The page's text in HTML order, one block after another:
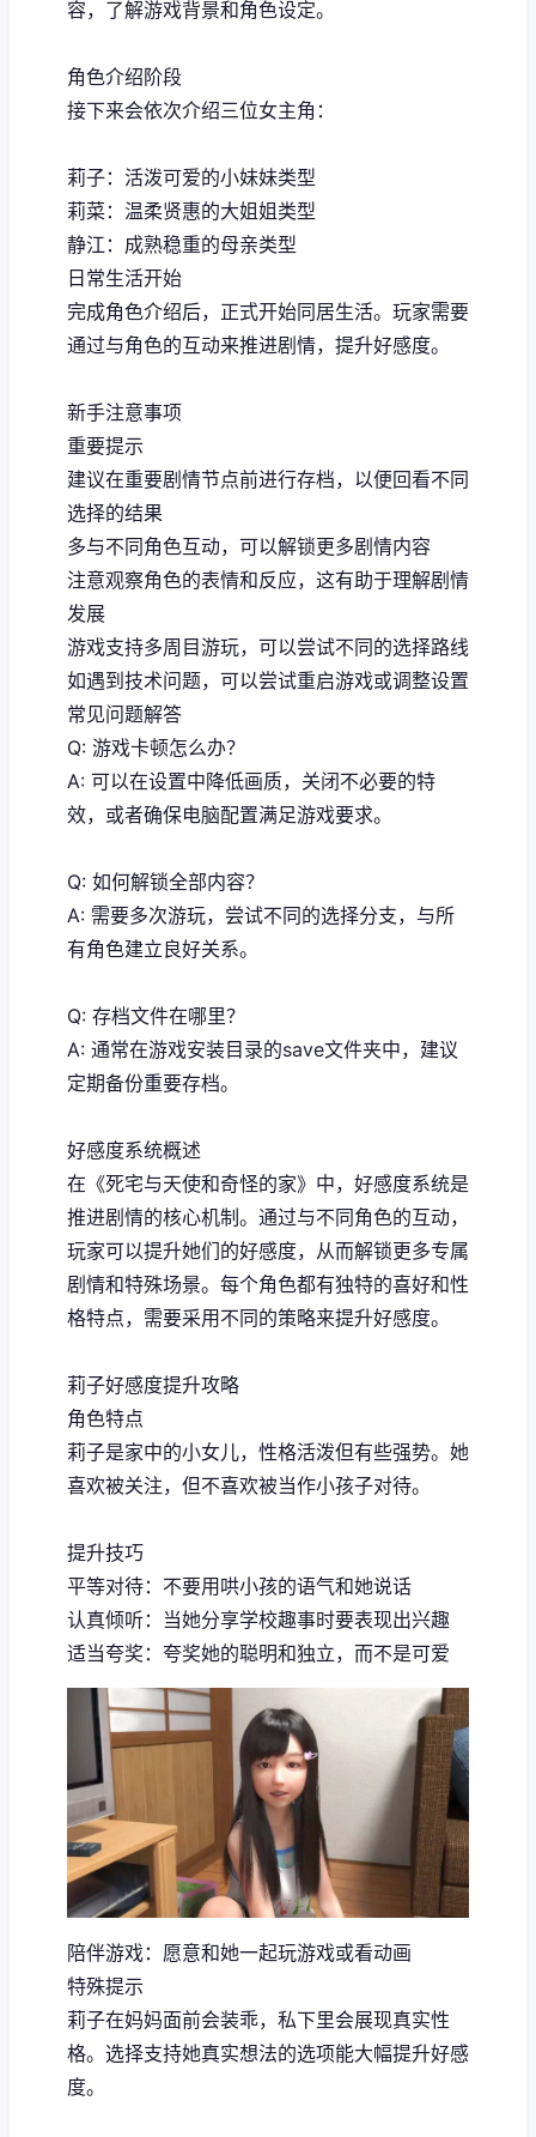
容，了解游戏背景和角色设定。
角色介绍阶段
接下来会依次介绍三位女主角：
莉子：活泼可爱的小妹妹类型
莉菜：温柔贤惠的大姐姐类型
静江：成熟稳重的母亲类型
日常生活开始
完成角色介绍后，正式开始同居生活。玩家需要
通过与角色的互动来推进剧情，提升好感度。
新手注意事项
重要提示
建议在重要剧情节点前进行存档，以便回看不同
选择的结果
多与不同角色互动，可以解锁更多剧情内容
注意观察角色的表情和反应，这有助于理解剧情
发展
游戏支持多周目游玩，可以尝试不同的选择路线
如遇到技术问题，可以尝试重启游戏或调整设置
常见问题解答
Q: 游戏卡顿怎么办？
A: 可以在设置中降低画质，关闭不必要的特
效，或者确保电脑配置满足游戏要求。
Q: 如何解锁全部内容？
A: 需要多次游玩，尝试不同的选择分支，与所
有角色建立良好关系。
Q: 存档文件在哪里？
A: 通常在游戏安装目录的save文件夹中，建议
定期备份重要存档。
好感度系统概述
在《死宅与天使和奇怪的家》中，好感度系统是
推进剧情的核心机制。通过与不同角色的互动，
玩家可以提升她们的好感度，从而解锁更多专属
剧情和特殊场景。每个角色都有独特的喜好和性
格特点，需要采用不同的策略来提升好感度。
莉子好感度提升攻略
角色特点
莉子是家中的小女儿，性格活泼但有些强势。她
喜欢被关注，但不喜欢被当作小孩子对待。
提升技巧
平等对待：不要用哄小孩的语气和她说话
认真倾听：当她分享学校趣事时要表现出兴趣
适当夸奖：夸奖她的聪明和独立，而不是可爱
陪伴游戏：愿意和她一起玩游戏或看动画
特殊提示
莉子在妈妈面前会装乖，私下里会展现真实性
格。选择支持她真实想法的选项能大幅提升好感
度。